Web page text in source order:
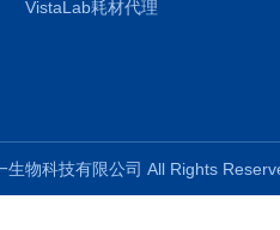
VistaLab耗材代理
生物科技有限公司 All Rights